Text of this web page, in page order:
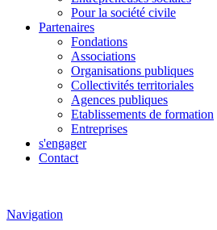
Pour la société civile
Partenaires
Fondations
Associations
Organisations publiques
Collectivités territoriales
Agences publiques
Etablissements de formation
Entreprises
s'engager
Contact
Navigation